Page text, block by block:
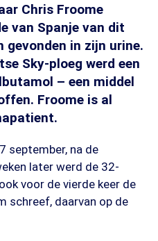
Chris Froome
van Spanje van dit
gevonden in zijn urine.
Sky-ploeg werd een
– een middel
Froome is al
september, na de
later werd de 32-
voor de vierde keer de
schreef, daarvan op de